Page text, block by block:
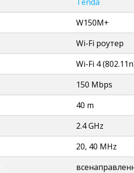
W150M+
Wi-Fi роутер
Wi-Fi 4
150 Mbps
40 m
2.4 GHz
20, 40 MHz